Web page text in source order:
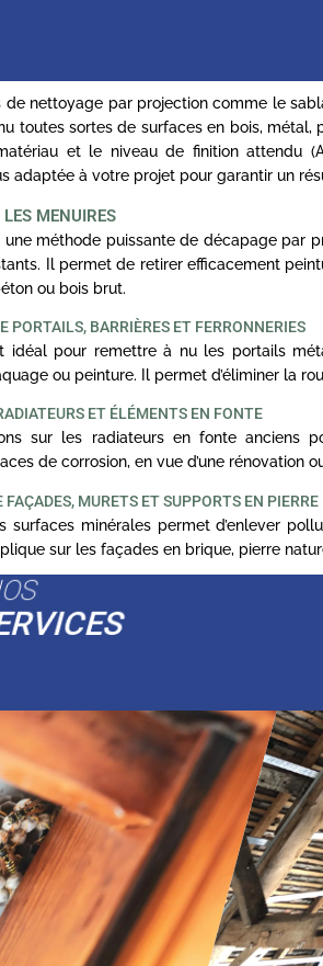
de nettoyage par projection comme le
toutes sortes de surfaces en bois, métal,
et le niveau de finition attendu
adaptée à votre projet pour garantir un
MENUIRES
méthode puissante de décapage par
Il permet de retirer efficacement
ou bois brut.
PORTAILS, BARRIÈRES ET FERRONNERIES
idéal pour remettre à nu les portails
ou peinture. Il permet d’éliminer la
ET ÉLÉMENTS EN FONTE
sur les radiateurs en fonte anciens
de corrosion, en vue d’une rénovation
FAÇADES, MURETS ET SUPPORTS EN PIERRE
surfaces minérales permet d’enlever
sur les façades en brique, pierre